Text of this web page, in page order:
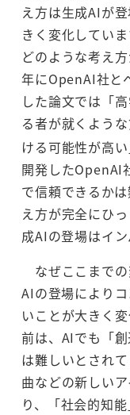
え方は生成AIが
きく変化してい
どのような考え
年にOpenAI社と
した論文では「
る者が就くよう
ける可能性が高い
開発したOpenAI
で信頼できるか
え方が完全にひ
成AIの登場はイン
なぜここまで
AIの登場により
いことが大きく
前は、AIでも「
は難しいとされ
曲などの新しい
り、「社会的知